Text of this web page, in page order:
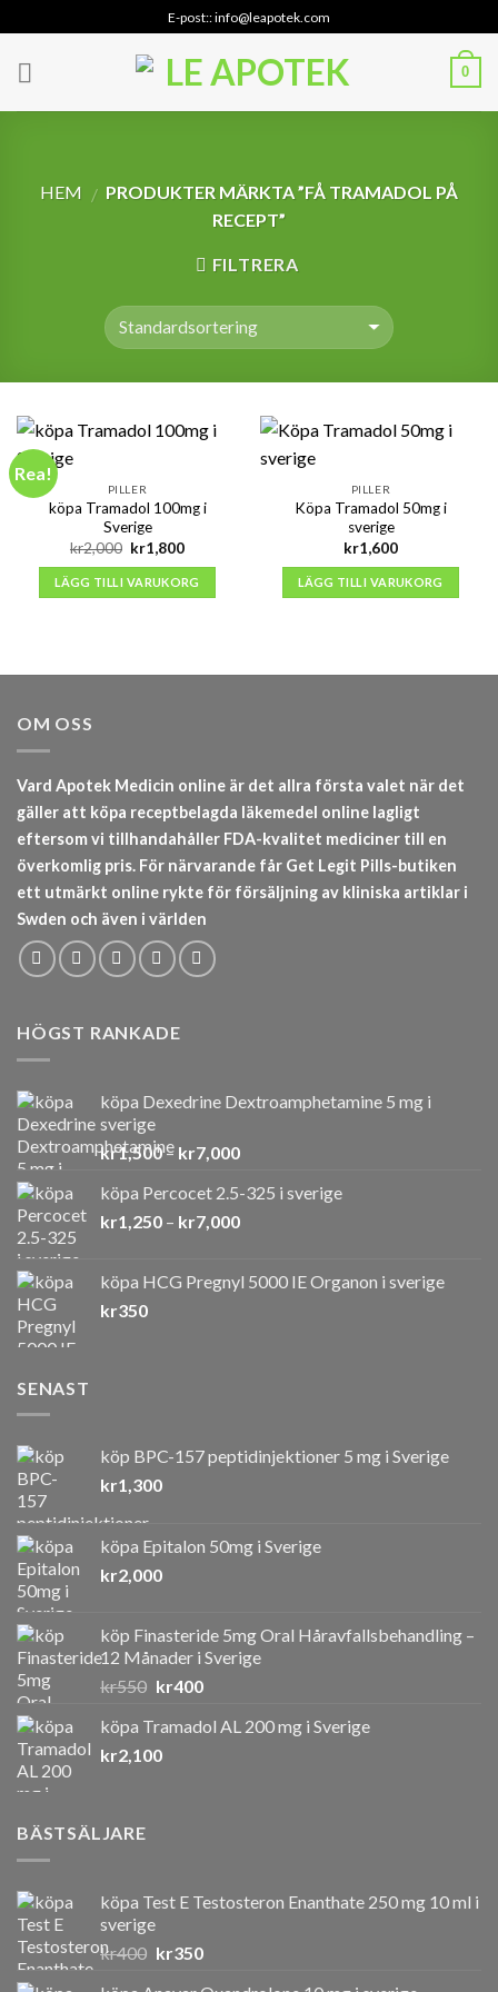
to
content
E-post:: info@leapotek.com
0
HEM / PRODUKTER MÄRKTA ”FÅ TRAMADOL PÅ
RECEPT”
FILTRERA
Rea!
PILLER
köpa Tramadol 100mg i
Sverige
kr2,000 Det
ursprungliga
priset
var:
kr2,000.
kr1,800Det
priset
är:
kr1,800.
LÄGG TILL I VARUKORG
PILLER
Köpa Tramadol 50mg i
sverige
kr1,600
LÄGG TILL I VARUKORG
OM OSS
Vard Apotek Medicin online är det allra första valet när det
gäller att köpa receptbelagda läkemedel online lagligt
eftersom vi tillhandahåller FDA-kvalitet mediciner till en
överkomlig pris. För närvarande får Get Legit Pills-butiken
ett utmärkt online rykte för försäljning av kliniska artiklar i
Swden och även i världen
HÖGST RANKADE
köpa Dexedrine Dextroamphetamine 5 mg i
sverige
kr1,500– kr7,000Prisintervall:
till
kr7,000
köpa Percocet 2.5-325 i sverige
kr1,250 – kr7,000Prisintervall:
kr7,000
köpa HCG Pregnyl 5000 IE Organon i sverige
kr350
SENAST
köp BPC-157 peptidinjektioner 5 mg i Sverige
kr1,300
köpa Epitalon 50mg i Sverige
kr2,000
köp Finasteride 5mg Oral Håravfallsbehandling –
12 Månader i Sverige
kr550 Det
priset
var:
kr400Det
priset
köpa Tramadol AL 200 mg i Sverige
kr2,100
BÄSTSÄLJARE
köpa Test E Testosteron Enanthate 250 mg 10 ml i
sverige
kr400 Det
kr350Det